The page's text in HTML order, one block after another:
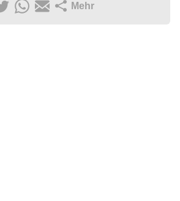
Mehr